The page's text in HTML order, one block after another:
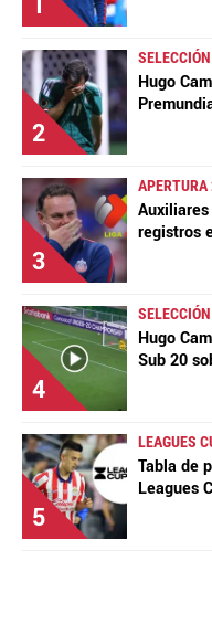
2
Hugo
3
registros
4
Hugo
Sub 20
5
LEAGUES
Tabla de
Leagues